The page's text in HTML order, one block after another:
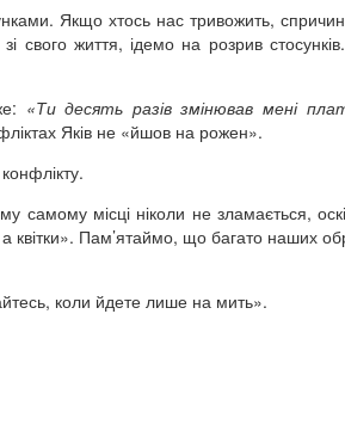
Якщо хтось нас тривожить,
життя, ідемо на розрив
«Ти десять разів змінював мені
Яків не «йшов на рожен».
самому місці ніколи не зламається,
квітки». Пам’ятаймо, що багато наших
коли йдете лише на мить».